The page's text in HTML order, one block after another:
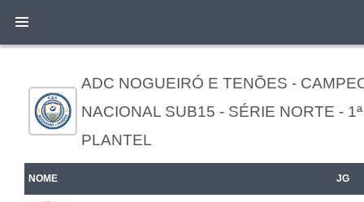
ADC NOGUEIRÓ E TENÕES -
NACIONAL SUB15 - SÉRIE NORTE -
PLANTEL
NOME JG